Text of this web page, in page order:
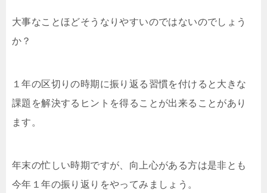
大事なことほどそうなりやすいのではないのでしょう
か？
１年の区切りの時期に振り返る習慣を付けると大きな
課題を解決するヒントを得ることが出来ることがあり
ます。
年末の忙しい時期ですが、向上心がある方は是非とも
今年１年の振り返りをやってみましょう。